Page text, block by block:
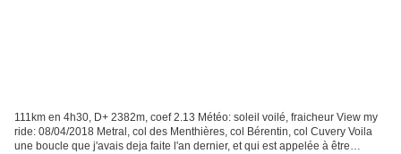
111km en 4h30, D+ 2382m, coef 2.13 Météo: soleil voilé, fraicheur View my
ride: 08/04/2018 Metral, col des Menthières, col Bérentin, col Cuvery Voila
une boucle que j'avais deja faite l'an dernier, et qui est appelée à être